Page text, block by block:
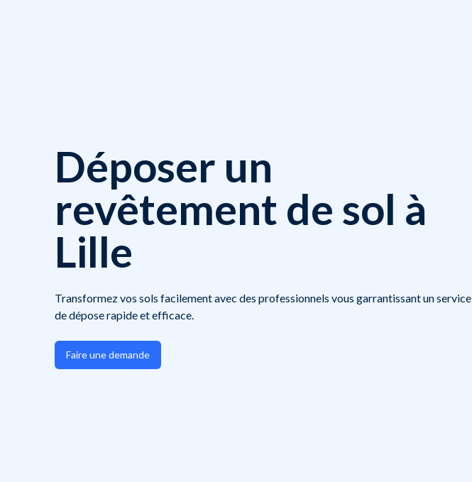
Déposer un
revêtement de sol à
Lille
Transformez vos sols facilement avec des professionnels vous garrantissant un service
de dépose rapide et efficace.
Faire une demande